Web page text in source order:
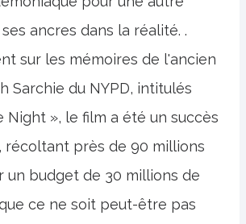
ancres dans la réalité. .
sur les mémoires de l'ancien
Sarchie du NYPD, intitulés
Night », le film a été un succès
récoltant près de 90 millions
un budget de 30 millions de
ce ne soit peut-être pas